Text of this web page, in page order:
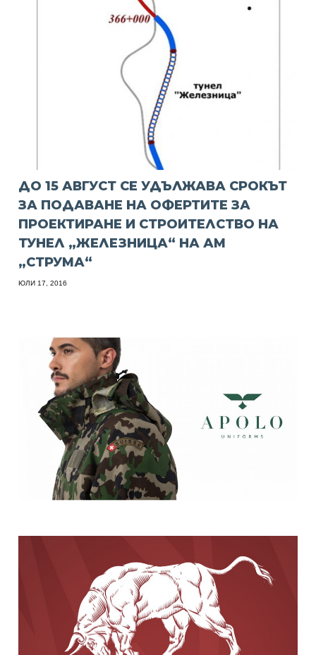
ДО 15 АВГУСТ СЕ УДЪЛЖАВА СРОКЪТ
ЗА ПОДАВАНЕ НА ОФЕРТИТЕ ЗА
ПРОЕКТИРАНЕ И СТРОИТЕЛСТВО НА
ТУНЕЛ „ЖЕЛЕЗНИЦА“ НА АМ
„СТРУМА“
ЮЛИ 17, 2016